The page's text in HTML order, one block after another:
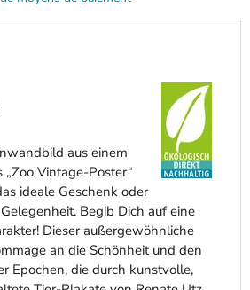
aus einem
Vintage-Poster“
ideale Geschenk oder
Begib Dich auf eine
Dieser außergewöhnliche
an die Schönheit und den
Epochen, die durch kunstvolle,